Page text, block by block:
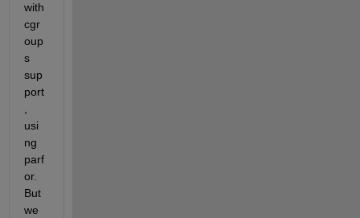
with
cgr
oup
s
sup
port
usi
ng
parf
or.
But
we